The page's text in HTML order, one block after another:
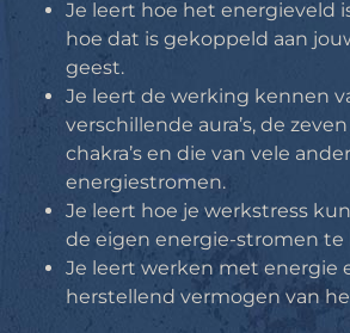
Je leert hoe het energieveld
hoe dat is gekoppeld aan
geest.
Je leert de werking kennen
verschillende aura’s, de
chakra’s en die van vele
energiestromen.
Je leert hoe je werkstress
de eigen energie-stromen te
Je leert werken met energie
herstellend vermogen van